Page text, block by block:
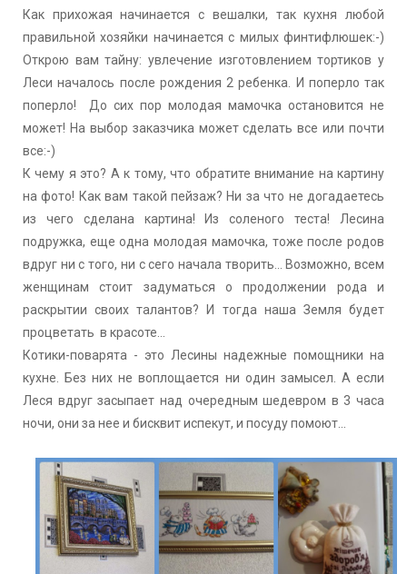
Как прихожая начинается с вешалки, так кухня любой
правильной хозяйки начинается с милых финтифлюшек:-)
Открою вам тайну: увлечение изготовлением тортиков у
Леси началось после рождения 2 ребенка. И поперло так
поперло! До сих пор молодая мамочка остановится не
может! На выбор заказчика может сделать все или почти
все:-)
К чему я это? А к тому, что обратите внимание на картину
на фото! Как вам такой пейзаж? Ни за что не догадаетесь
из чего сделана картина! Из соленого теста! Лесина
подружка, еще одна молодая мамочка, тоже после родов
вдруг ни с того, ни с сего начала творить... Возможно, всем
женщинам стоит задуматься о продолжении рода и
раскрытии своих талантов? И тогда наша Земля будет
процветать в красоте...
Котики-поварята - это Лесины надежные помощники на
кухне. Без них не воплощается ни один замысел. А если
Леся вдруг засыпает над очередным шедевром в 3 часа
ночи, они за нее и бисквит испекут, и посуду помоют...